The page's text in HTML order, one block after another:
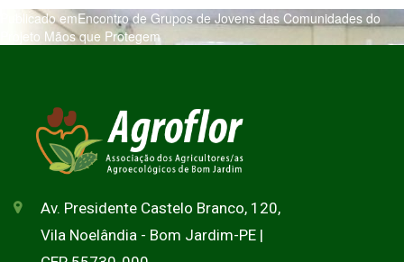
Publicado emEncontro de Grupos de Jovens das Comunidades do
Projeto Mãos que Protegem
Av. Presidente Castelo Branco, 120,
Vila Noelândia - Bom Jardim-PE |